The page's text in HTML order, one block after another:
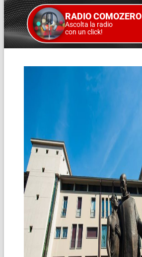
RADIO COMOZERO
Ascolta la radio
con un click!